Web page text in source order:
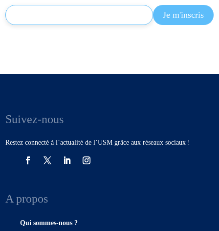
Suivez-nous
Restez connecté à l’actualité de l’USM grâce aux réseaux sociaux !
A propos
Qui sommes-nous ?